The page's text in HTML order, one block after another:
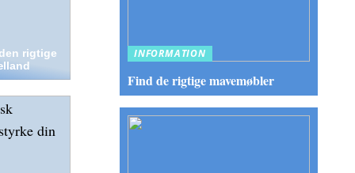
rigtige
INFORMATION
Find de rigtige mavemøbler